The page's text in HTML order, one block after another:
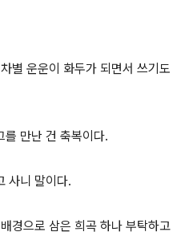
별 운운이 화두가 되면서 쓰기도
를 만난 건 축복이다.
사니 말이다.
경으로 삼은 희곡 하나 부탁하고